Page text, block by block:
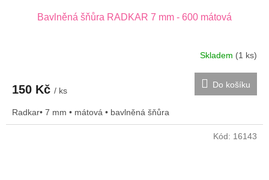
Bavlněná šňůra RADKAR 7 mm - 600 mátová
Skladem (1 ks)
150 Kč / ks
Do košíku
Radkar• 7 mm • mátová • bavlněná šňůra
Kód: 16143